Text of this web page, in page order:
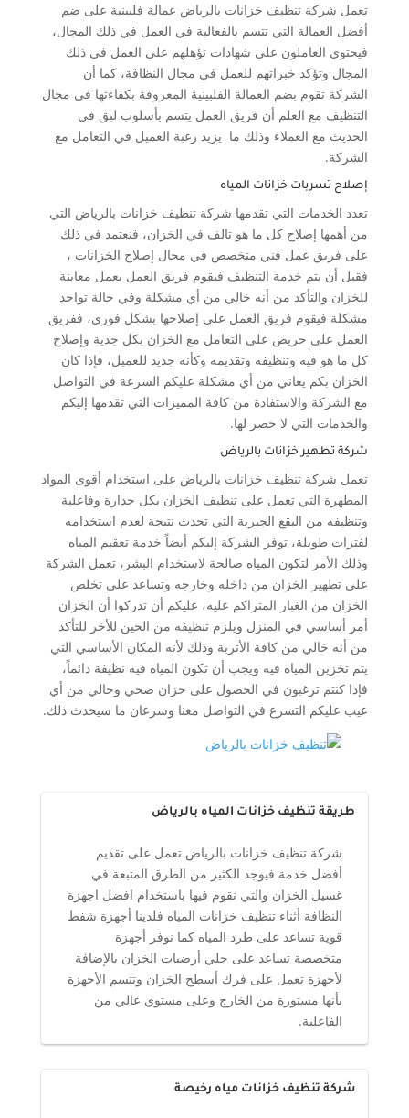
تعمل شركة تنظيف خزانات بالرياض عمالة فلبينية على ضم
أفضل العمالة التي تتسم بالفعالية في العمل في ذلك المجال،
فيحتوي العاملون على شهادات تؤهلهم على العمل في ذلك
المجال وتؤكد خبراتهم للعمل في مجال النظافة، كما أن
الشركة تقوم بضم العمالة الفلبينية المعروفة بكفاءتها في مجال
التنظيف مع العلم أن فريق العمل يتسم بأسلوب لبق في
الحديث مع العملاء وذلك ما يزيد رغبة العميل في التعامل مع
الشركة.
إصلاح تسربات خزانات المياه
تعدد الخدمات التي تقدمها شركة تنظيف خزانات بالرياض التي
من أهمها إصلاح كل ما هو تالف في الخزان، فنعتمد في ذلك
على فريق عمل فني متخصص في مجال إصلاح الخزانات ،
فقبل أن يتم خدمة التنظيف فيقوم فريق العمل بعمل معاينة
للخزان والتأكد من أنه خالي من أي مشكلة وفي حالة تواجد
مشكلة فيقوم فريق العمل على إصلاحها بشكل فوري، ففريق
العمل على حريص على التعامل مع الخزان بكل جدية وإصلاح
كل ما هو فيه وتنظيفه وتقديمه وكأنه جديد للعميل، فإذا كان
الخزان بكم يعاني من أي مشكلة عليكم السرعة في التواصل
مع الشركة والاستفادة من كافة المميزات التي تقدمها إليكم
والخدمات التي لا حصر لها.
شركة تطهير خزانات بالرياض
تعمل شركة تنظيف خزانات بالرياض على استخدام أقوى المواد
المطهرة التي تعمل على تنظيف الخزان بكل جدارة وفاعلية
وتنظيفه من البقع الجيرية التي تحدث نتيجة لعدم استخدامه
لفترات طويلة، توفر الشركة إليكم أيضاً خدمة تعقيم المياه
وذلك الأمر لتكون المياه صالحة لاستخدام البشر، تعمل الشركة
على تطهير الخزان من داخله وخارجه وتساعد على تخلص
الخزان من الغبار المتراكم عليه، عليكم أن تدركوا أن الخزان
أمر أساسي في المنزل ويلزم تنظيفه من الحين للأخر للتأكد
من أنه خالي من كافة الأتربة وذلك لأنه المكان الأساسي التي
يتم تخزين المياه فيه ويجب أن تكون المياه فيه نظيفة دائماً،
فإذا كنتم ترغبون في الحصول على خزان صحي وخالي من أي
عيب عليكم التسرع في التواصل معنا وسرعان ما سيحدث ذلك.
طريقة تنظيف خزانات المياه بالرياض
شركة تنظيف خزانات بالرياض تعمل على تقديم
أفضل خدمة فيوجد الكثير من الطرق المتبعة في
غسيل الخزان والتي نقوم فيها باستخدام افضل اجهزة
النظافة أثناء تنظيف خزانات المياه فلدينا أجهزة شفط
قوية تساعد على طرد المياه كما نوفر أجهزة
متخصصة تساعد على جلي أرضيات الخزان بالإضافة
لأجهزة تعمل على فرك أسطح الخزان وتتسم الأجهزة
بأنها مستورة من الخارج وعلى مستوي عالي من
الفاعلية.
شركة تنظيف خزانات مياه رخيصة